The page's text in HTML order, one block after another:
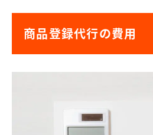
商品登録代行の費用